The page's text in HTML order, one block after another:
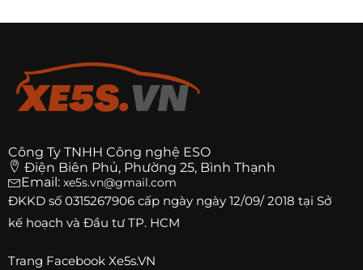
Công Ty TNHH Công nghệ ESO
Điện Biên Phủ, Phường 25, Bình Thạnh
Email: xe5s.vn@gmail.com
ĐKKD số 0315267906 cấp ngày ngày 12/09/ 2018 tại Sở
kế hoạch và Đầu tư TP. HCM
Trang Facebook Xe5s.VN